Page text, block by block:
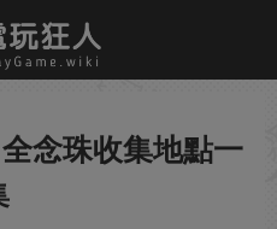
念珠收集地點一